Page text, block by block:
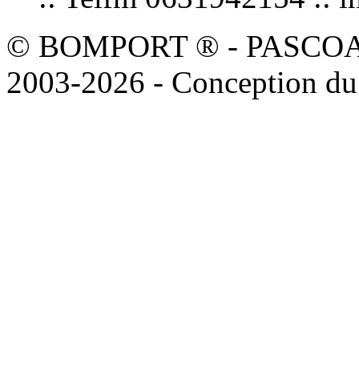
© BOMPORT ® -
2003-2026 - Conception